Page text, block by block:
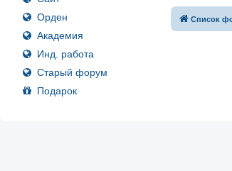
Орден
Академия
Инд. работа
Старый форум
Подарок
Список